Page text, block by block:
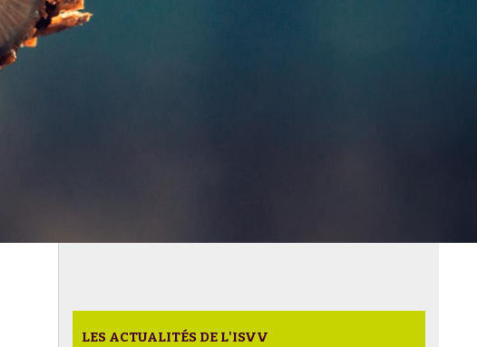
LES ACTUALITÉS DE L'ISVV